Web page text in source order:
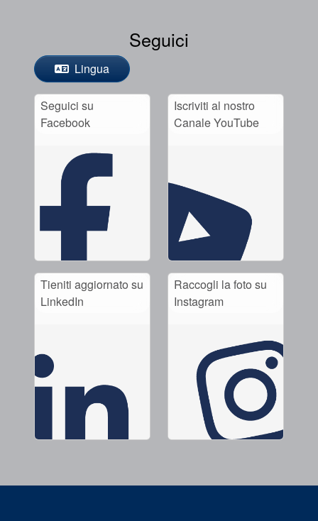
Seguici
Lingua
Seguici su
Facebook
Iscriviti al nostro
Canale YouTube
Tieniti aggiornato su
LinkedIn
Raccogli la foto su
Instagram